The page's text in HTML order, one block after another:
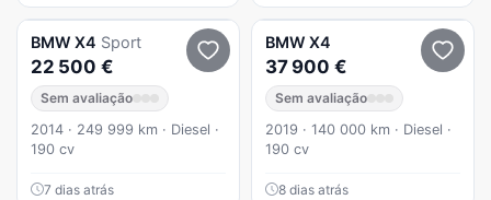
BMW X4 Sport
22 500 €
Sem avaliação
2014 · 249 999 km · Diesel ·
190 cv
7 dias atrás
BMW X4
37 900 €
Sem avaliação
2019 · 140 000 km · Diesel ·
190 cv
8 dias atrás